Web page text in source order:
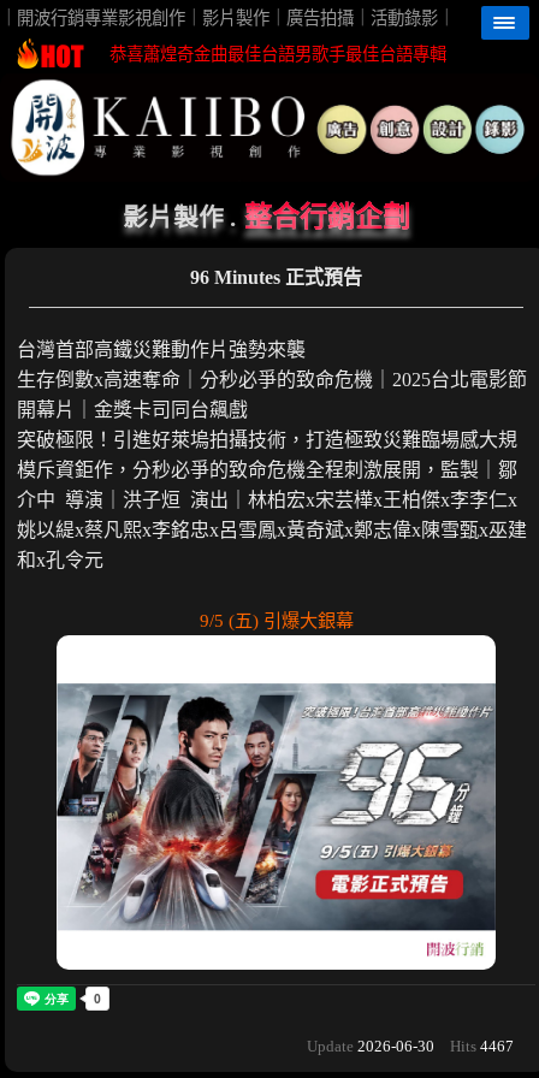
｜開波行銷專業影視創作｜影片製作｜廣告拍攝｜活動錄影｜
高雄影片製作首選開波行銷最佳視覺團隊夥伴
恭喜蕭煌奇金曲最佳台語男歌手最佳台語專輯
蕭煌奇鼓勵身障朋友一起親近海洋無障礙
開波行銷專業影片製作 企劃創意高觀看短影音
高雄影片製作首選開波行銷最佳視覺團隊夥伴
恭喜蕭煌奇金曲最佳台語男歌手最佳台語專輯
蕭煌奇鼓勵身障朋友一起親近海洋無障礙
恭喜96分鐘榮獲第62屆金馬獎最佳視覺效果
開波行銷專業影片製作 企劃創意高觀看短影音
影片製作 . 整合行銷企劃
96 Minutes 正式預告
台灣首部高鐵災難動作片強勢來襲
生存倒數x高速奪命｜分秒必爭的致命危機｜2025台北電影節
開幕片｜金獎卡司同台飆戲
突破極限！引進好萊塢拍攝技術，打造極致災難臨場感大規
模斥資鉅作，分秒必爭的致命危機全程刺激展開，監製｜鄒
介中 導演｜洪子烜 演出｜林柏宏x宋芸樺x王柏傑x李李仁x
姚以緹x蔡凡熙x李銘忠x呂雪鳳x黃奇斌x鄭志偉x陳雪甄x巫建
和x孔令元
9/5 (五) 引爆大銀幕
Update2026-06-30 Hits4467